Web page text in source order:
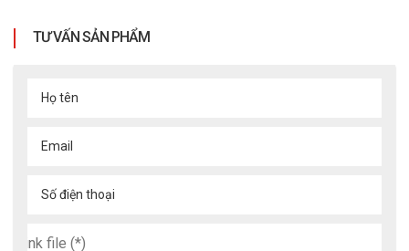
TƯ VẤN SẢN PHẨM
Họ tên
Email
Số điện thoại